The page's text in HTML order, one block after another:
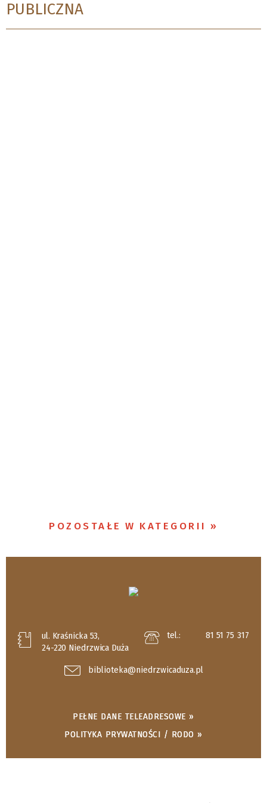
PUBLICZNA
POZOSTAŁE W KATEGORII
ul. Kraśnicka 53,
24-220 Niedrzwica Duża
tel.: 81 51 75 317
biblioteka@niedrzwicaduza.pl
PEŁNE DANE TELEADRESOWE »
POLITYKA PRYWATNOŚCI / RODO »